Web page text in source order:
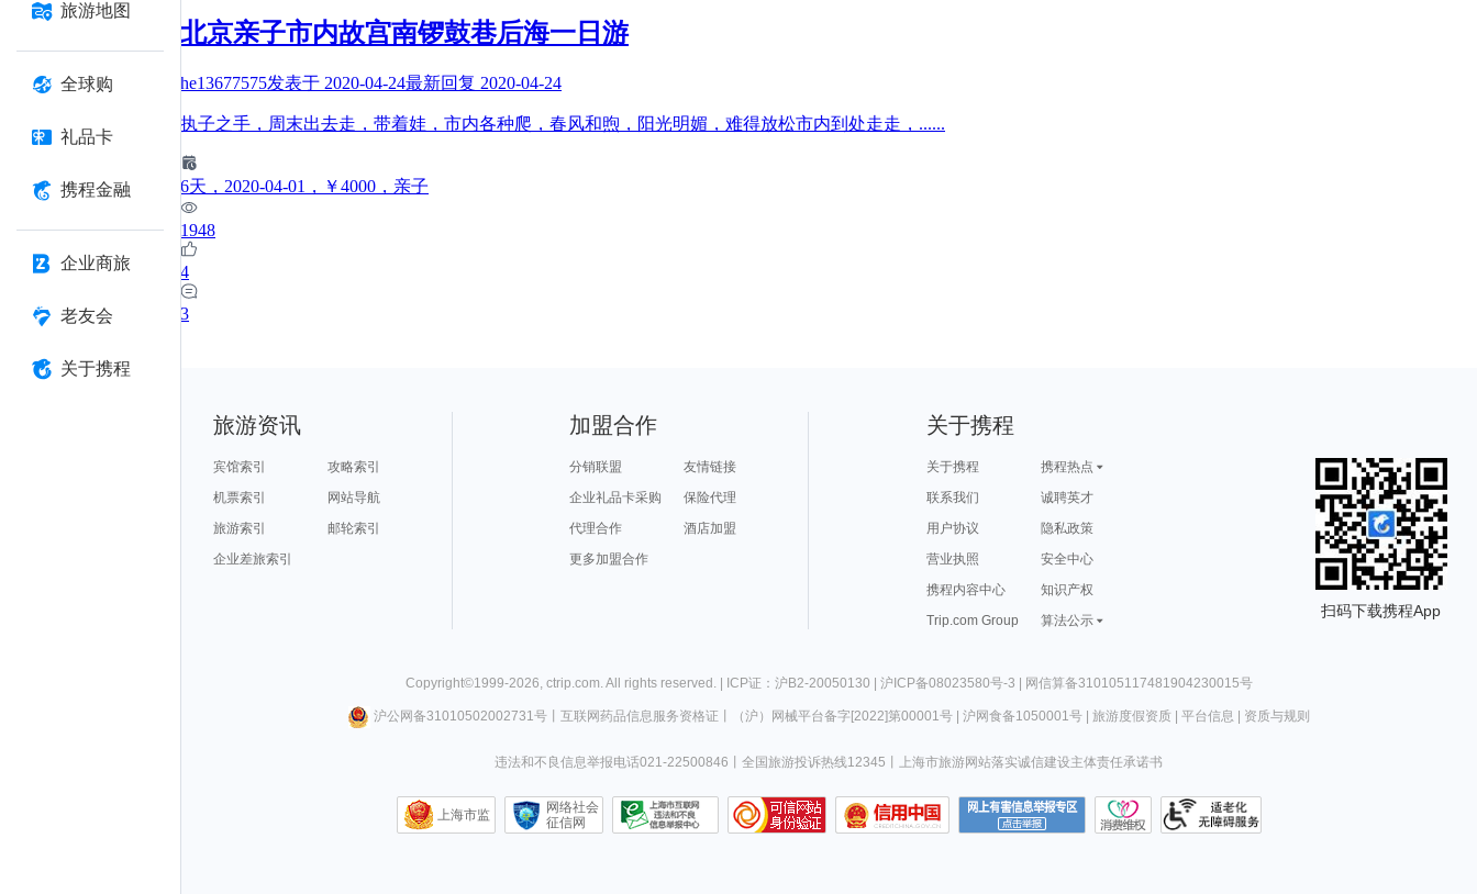
旅游地图
全球购
礼品卡
携程金融
企业商旅
老友会
关于携程
北京亲子市内故宫南锣鼓巷后海一日游
he13677575发表于 2020-04-24最新回复 2020-04-24
执子之手，周末出去走，带着娃，市内各种爬，春风和煦，阳光明媚，难得放松市内到处走走， ......
6天 ，2020-04-01 ，￥4000 ，亲子
1948
4
3
旅游资讯
宾馆索引
攻略索引
机票索引
网站导航
旅游索引
邮轮索引
企业差旅索引
加盟合作
分销联盟
友情链接
企业礼品卡采购
保险代理
代理合作
酒店加盟
更多加盟合作
关于携程
关于携程
携程热点
联系我们
诚聘英才
用户协议
隐私政策
营业执照
安全中心
携程内容中心
知识产权
Trip.com Group
算法公示
扫码下载携程App
Copyright©1999-2026 ctrip.com . All rights reserved. | ICP证：沪B2-20050130 | 沪ICP备08023580号-3 | 网信算备310105117481904230015号
沪公网备31010502002731号丨 互联网药品信息服务资格证 （沪）网械平台备字[2022]第00001号| 沪网食备1050001号| 旅游度假资质| 平台信息 | 资质与规则
违法和不良信息举报电话021-22500846 全国旅游投诉热线12345 上海市旅游网站落实诚信建设主体责任承诺书
上海市监
网络社会
征信网